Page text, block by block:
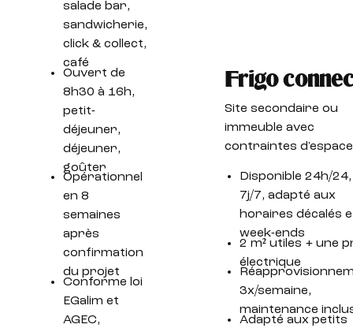
salade bar,
sandwicherie,
click & collect,
café
Ouvert de
8h30 à 16h,
petit-
déjeuner,
déjeuner,
goûter
Opérationnel
en 8
semaines
après
confirmation
du projet
Conforme loi
EGalim et
AGEC,
Frigo
Site secondaire ou
immeuble avec
contraintes d'espace
Disponible 24h/24,
7j/7, adapté aux
horaires décalés
week-ends
2 m² utiles + une
électrique
3x/semaine,
maintenance
Adapté aux petits